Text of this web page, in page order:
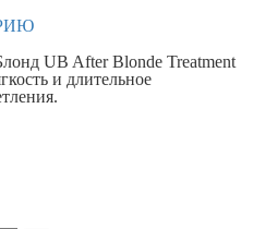
UB After Blonde Treatment
и длительное